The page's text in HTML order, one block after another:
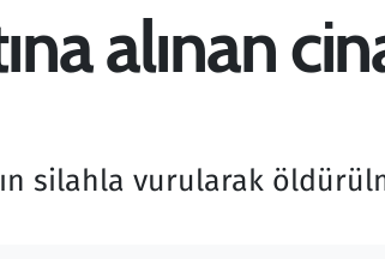
alınan
silahla vurularak